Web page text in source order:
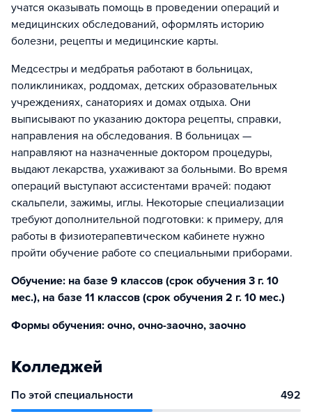
учатся оказывать помощь в проведении операций и
медицинских обследований, оформлять историю
болезни, рецепты и медицинские карты.
Медсестры и медбратья работают в больницах,
поликлиниках, роддомах, детских образовательных
учреждениях, санаториях и домах отдыха. Они
выписывают по указанию доктора рецепты, справки,
направления на обследования. В больницах —
направляют на назначенные доктором процедуры,
выдают лекарства, ухаживают за больными. Во время
операций выступают ассистентами врачей: подают
скальпели, зажимы, иглы. Некоторые специализации
требуют дополнительной подготовки: к примеру, для
работы в физиотерапевтическом кабинете нужно
пройти обучение работе со специальными приборами.
Обучение: на базе 9 классов (срок обучения 3 г. 10
мес.), на базе 11 классов (срок обучения 2 г. 10 мес.)
Формы обучения: очно, очно-заочно, заочно
Колледжей
По этой специальности 492